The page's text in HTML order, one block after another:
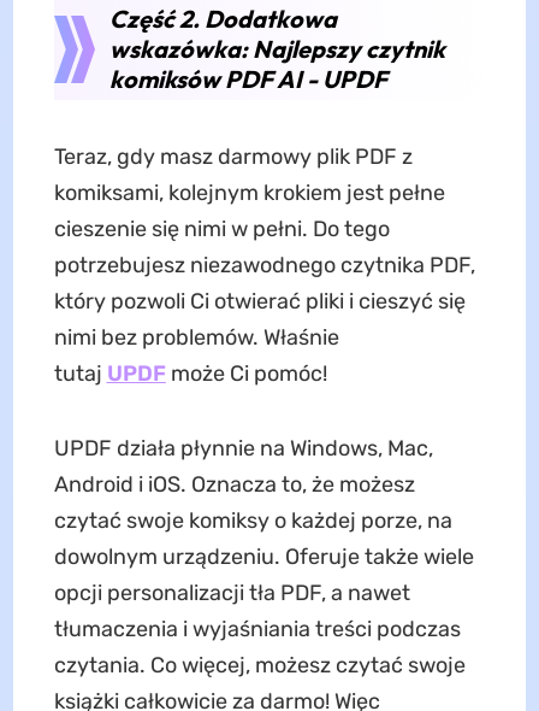
Część 2. Dodatkowa
wskazówka: Najlepszy czytnik
komiksów PDF AI - UPDF
Teraz, gdy masz darmowy plik PDF z
komiksami, kolejnym krokiem jest pełne
cieszenie się nimi w pełni. Do tego
potrzebujesz niezawodnego czytnika PDF,
który pozwoli Ci otwierać pliki i cieszyć się
nimi bez problemów. Właśnie
tutaj UPDF może Ci pomóc!
UPDF działa płynnie na Windows, Mac,
Android i iOS. Oznacza to, że możesz
czytać swoje komiksy o każdej porze, na
dowolnym urządzeniu. Oferuje także wiele
opcji personalizacji tła PDF, a nawet
tłumaczenia i wyjaśniania treści podczas
czytania. Co więcej, możesz czytać swoje
książki całkowicie za darmo! Więc